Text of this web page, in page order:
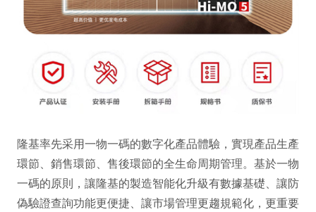
隆基率先采用一物一碼的數字化產品體驗，實現產品生產
環節、銷售環節、售後環節的全生命周期管理。基於一物
一碼的原則，讓隆基的製造智能化升級有數據基礎、讓防
偽驗證查詢功能更便捷、讓市場管理更趨規範化，更重要